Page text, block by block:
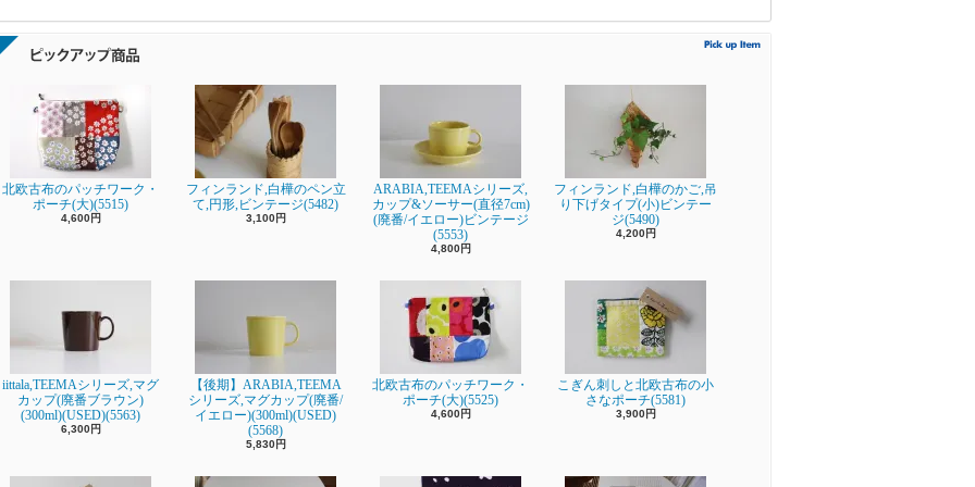
北欧古布のパッチワーク・
ポーチ(大)(5515)
4,600円
フィンランド,白樺のペン立
て,円形,ビンテージ(5482)
3,100円
ARABIA,TEEMAシリーズ,
カップ&ソーサー(直径7cm)
(廃番/イエロー)ビンテージ
(5553)
4,800円
フィンランド,白樺のかご,吊
り下げタイプ(小)ビンテー
ジ(5490)
4,200円
iittala,TEEMAシリーズ,マグ
カップ(廃番ブラウン)
(300ml)(USED)(5563)
6,300円
【後期】ARABIA,TEEMA
シリーズ,マグカップ(廃番/
イエロー)(300ml)(USED)
(5568)
5,830円
北欧古布のパッチワーク・
ポーチ(大)(5525)
4,600円
こぎん刺しと北欧古布の小
さなポーチ(5581)
3,900円